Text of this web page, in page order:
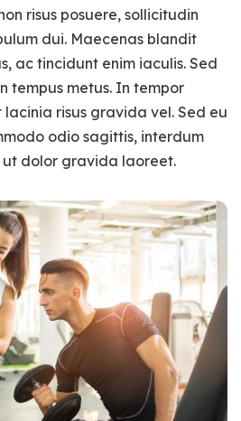
risus posuere, sollicitudin
dui. Maecenas blandit
ac tincidunt enim iaculis. Sed
tempus metus. In tempor
lacinia risus gravida vel. Sed eu
odio sagittis, interdum
ut dolor gravida laoreet.